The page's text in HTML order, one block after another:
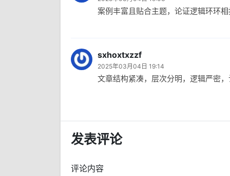
案例丰富且贴合主题，论证逻辑环环
sxhoxtxzzf
2025年03月04日 19:14
文章结构紧凑，层次分明，逻辑严密
发表评论
评论内容